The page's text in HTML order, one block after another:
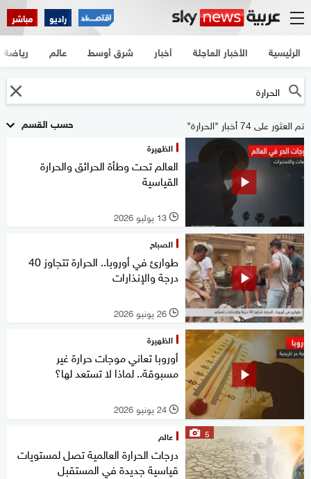
راديو مباشر
الرئيسية الأخبار العاجلة أخبار شرق أوسط عالم رياضة
حسب القسم تم العثور على 74 أخبار "الحرارة"
الظهيرة
العالم تحت وطأة الحرائق والحرارة
القياسية
l 13 يوليو 2026
الصباح
طوارئ في أوروبا.. الحرارة تتجاوز 40
درجة والإنذارات
l 26 يونيو 2026
الظهيرة
أوروبا تعاني موجات حرارة غير
مسبوقة.. لماذا لا تستعد لها؟
l 24 يونيو 2026
5 عالم
درجات الحرارة العالمية تصل لمستويات
قياسية جديدة في المستقبل